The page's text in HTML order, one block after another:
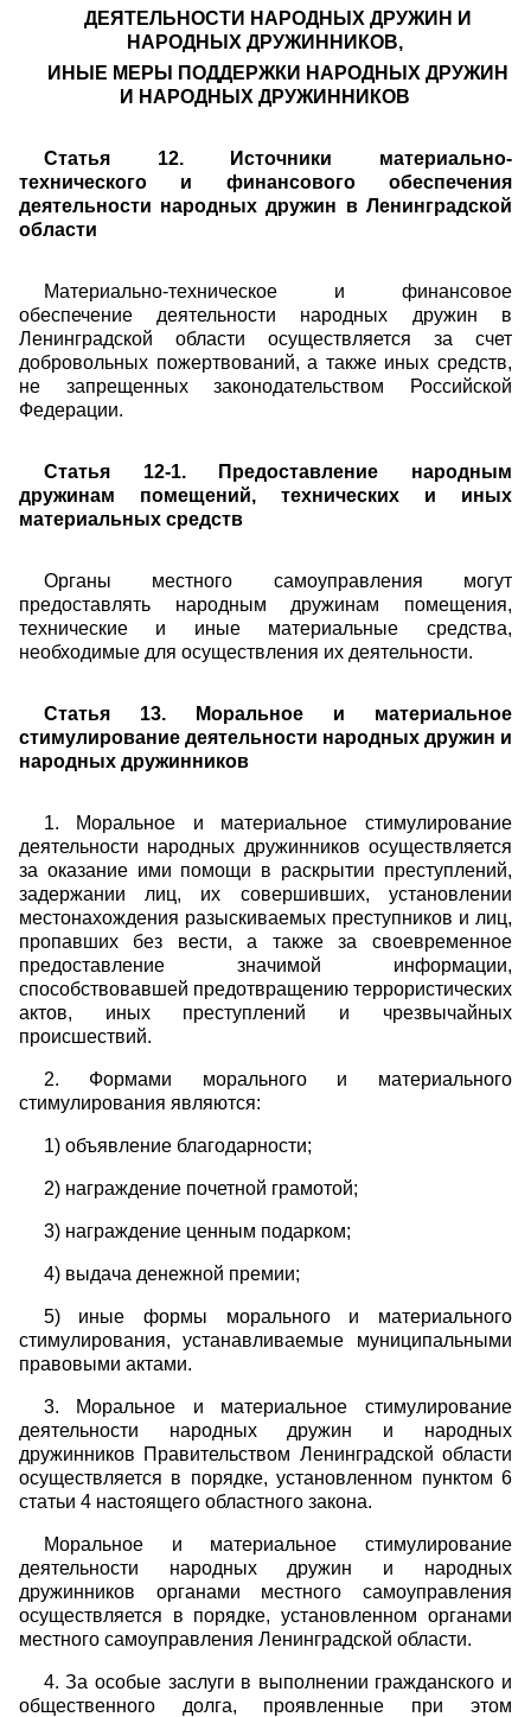
ДЕЯТЕЛЬНОСТИ НАРОДНЫХ ДРУЖИН И
НАРОДНЫХ ДРУЖИННИКОВ,
ИНЫЕ МЕРЫ ПОДДЕРЖКИ НАРОДНЫХ ДРУЖИН
И НАРОДНЫХ ДРУЖИННИКОВ
Статья 12. Источники материально-
технического и финансового обеспечения
деятельности народных дружин в Ленинградской
области
Материально-техническое и финансовое
обеспечение деятельности народных дружин в
Ленинградской области осуществляется за счет
добровольных пожертвований, а также иных средств,
не запрещенных законодательством Российской
Федерации.
Статья 12-1. Предоставление народным
дружинам помещений, технических и иных
материальных средств
Органы местного самоуправления могут
предоставлять народным дружинам помещения,
технические и иные материальные средства,
необходимые для осуществления их деятельности.
Статья 13. Моральное и материальное
стимулирование деятельности народных дружин и
народных дружинников
1. Моральное и материальное стимулирование
деятельности народных дружинников осуществляется
за оказание ими помощи в раскрытии преступлений,
задержании лиц, их совершивших, установлении
местонахождения разыскиваемых преступников и лиц,
пропавших без вести, а также за своевременное
предоставление значимой информации,
способствовавшей предотвращению террористических
актов, иных преступлений и чрезвычайных
происшествий.
2. Формами морального и материального
стимулирования являются:
1) объявление благодарности;
2) награждение почетной грамотой;
3) награждение ценным подарком;
4) выдача денежной премии;
5) иные формы морального и материального
стимулирования, устанавливаемые муниципальными
правовыми актами.
3. Моральное и материальное стимулирование
деятельности народных дружин и народных
дружинников Правительством Ленинградской области
осуществляется в порядке, установленном пунктом 6
статьи 4 настоящего областного закона.
Моральное и материальное стимулирование
деятельности народных дружин и народных
дружинников органами местного самоуправления
осуществляется в порядке, установленном органами
местного самоуправления Ленинградской области.
4. За особые заслуги в выполнении гражданского и
общественного долга, проявленные при этом